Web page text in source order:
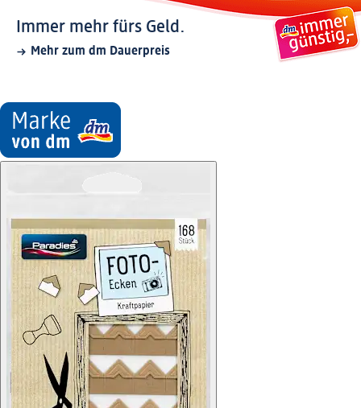
Immer mehr fürs Geld.
Mehr zum dm Dauerpreis